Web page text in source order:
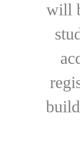
will